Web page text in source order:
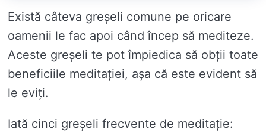
Există câteva greșeli comune pe oricare
oamenii le fac apoi când încep să mediteze.
Aceste greșeli te pot împiedica să obții toate
beneficiile meditației, așa că este evident să
le eviți.
Iată cinci greșeli frecvente de meditație: